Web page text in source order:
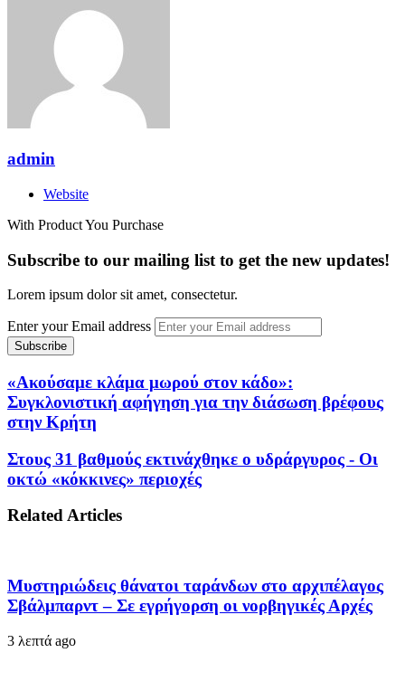
admin
Website
With Product You Purchase
Subscribe to our mailing list to get the new updates!
Lorem ipsum dolor sit amet, consectetur.
Enter your Email address
«Ακούσαμε κλάμα μωρού στον κάδο»:
Συγκλονιστική αφήγηση για την διάσωση βρέφους
στην Κρήτη
Στους 31 βαθμούς εκτινάχθηκε ο υδράργυρος - Οι
οκτώ «κόκκινες» περιοχές
Related Articles
Μυστηριώδεις θάνατοι ταράνδων στο αρχιπέλαγος
Σβάλμπαρντ – Σε εγρήγορση οι νορβηγικές Αρχές
3 λεπτά ago